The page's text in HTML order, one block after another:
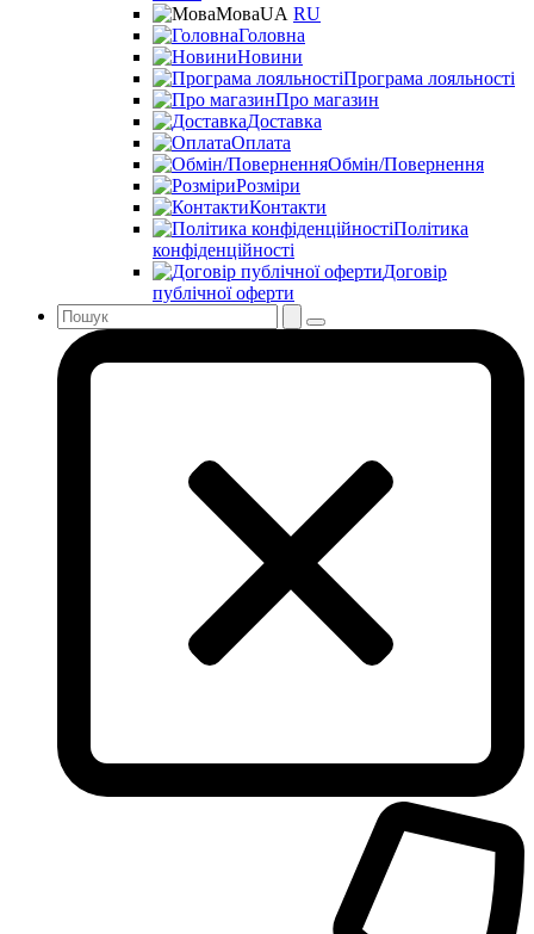
МоваUA RU
Головна
Новини
Програма лояльності
Про магазин
Доставка
Оплата
Обмін/Повернення
Розміри
Контакти
Політика
конфіденційності
Договір
публічної оферти